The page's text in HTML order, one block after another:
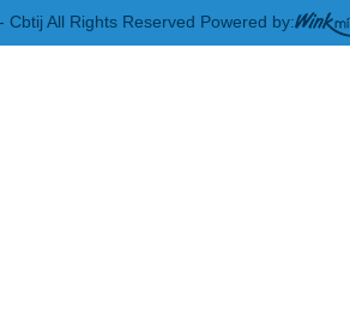
All Rights Reserved Powered by: